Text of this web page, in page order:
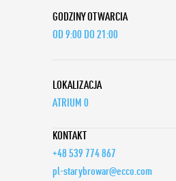
GODZINY OTWARCIA
OD 9:00 DO 21:00
LOKALIZACJA
ATRIUM 0
KONTAKT
+48 539 774 867
pl-starybrowar@ecco.com